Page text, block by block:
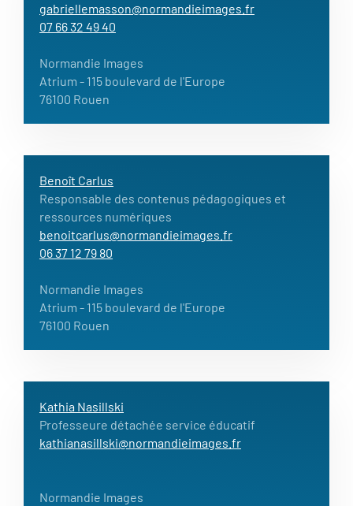
gabriellemasson@normandieimages.fr
07 66 32 49 40
Normandie Images
Atrium - 115 boulevard de l'Europe
76100 Rouen
Benoît Carlus
Responsable des contenus pédagogiques et
ressources numériques
benoitcarlus@normandieimages.fr
06 37 12 79 80
Normandie Images
Atrium - 115 boulevard de l'Europe
76100 Rouen
Kathia Nasillski
Professeure détachée service éducatif
kathianasillski@normandieimages.fr
Normandie Images